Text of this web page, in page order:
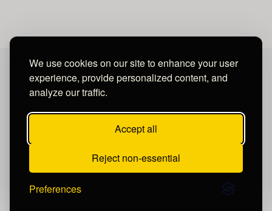
We use cookies on our site to enhance your user
experience, provide personalized content, and
analyze our traffic.
Accept all
Reject non-essential
Preferences
MAYA MEDIA GROUP
Ubicados en Tegucigalpa - Honduras.